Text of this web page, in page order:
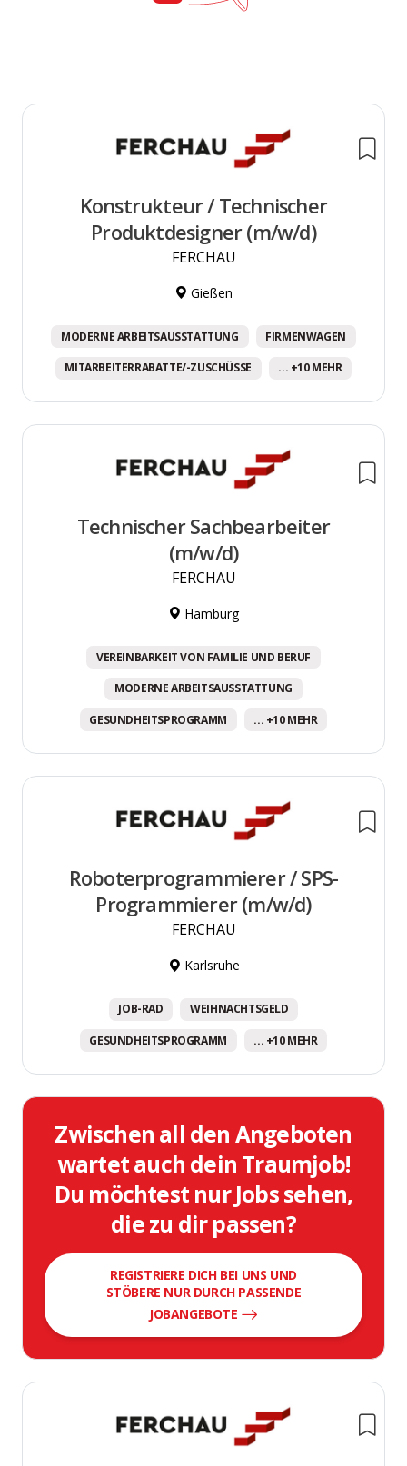
Konstrukteur / Technischer
Produktdesigner (m/w/d)
FERCHAU
Gießen
MODERNE ARBEITSAUSSTATTUNG FIRMENWAGEN
MITARBEITERRABATTE/-ZUSCHÜSSE ... +10 MEHR
Technischer Sachbearbeiter
(m/w/d)
FERCHAU
Hamburg
VEREINBARKEIT VON FAMILIE UND BERUF
MODERNE ARBEITSAUSSTATTUNG
GESUNDHEITSPROGRAMM ... +10 MEHR
Roboterprogrammierer / SPS-
Programmierer (m/w/d)
FERCHAU
Karlsruhe
JOB-RAD WEIHNACHTSGELD
GESUNDHEITSPROGRAMM ... +10 MEHR
Zwischen all den Angeboten
wartet auch dein Traumjob!
Du möchtest nur Jobs sehen,
die zu dir passen?
REGISTRIERE DICH BEI UNS UND
STÖBERE NUR DURCH PASSENDE
JOBANGEBOTE